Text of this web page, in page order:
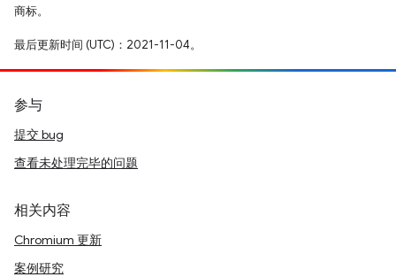
商标。
最后更新时间 (UTC)：2021-11-04。
参与
提交 bug
查看未处理完毕的问题
相关内容
Chromium 更新
案例研究